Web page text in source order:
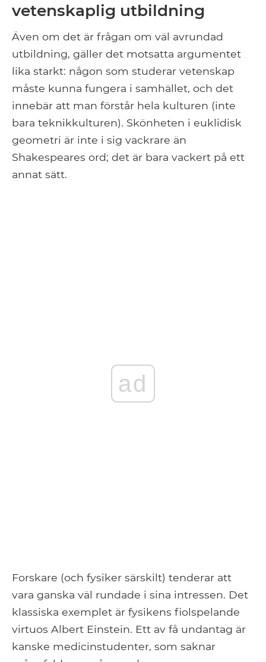
vetenskaplig utbildning
Även om det är frågan om väl avrundad
utbildning, gäller det motsatta argumentet
lika starkt: någon som studerar vetenskap
måste kunna fungera i samhället, och det
innebär att man förstår hela kulturen (inte
bara teknikkulturen). Skönheten i euklidisk
geometri är inte i sig vackrare än
Shakespeares ord; det är bara vackert på ett
annat sätt.
ad
Forskare (och fysiker särskilt) tenderar att
vara ganska väl rundade i sina intressen. Det
klassiska exemplet är fysikens fiolspelande
virtuos Albert Einstein. Ett av få undantag är
kanske medicinstudenter, som saknar